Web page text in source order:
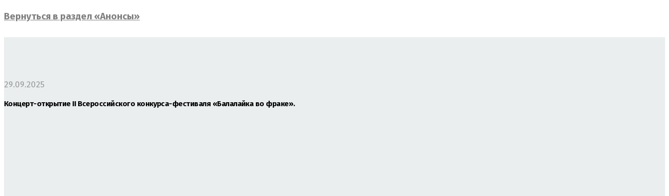
Вернуться в раздел «Анонсы»
29.09.2025
Концерт-открытие II Всероссийского конкурса-фестиваля «Балалайка во фраке».